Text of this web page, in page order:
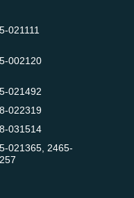
021111
002120
021492
022319
031514
021365, 2465-